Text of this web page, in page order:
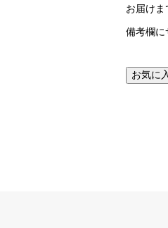
お届け
備考欄に
お気に